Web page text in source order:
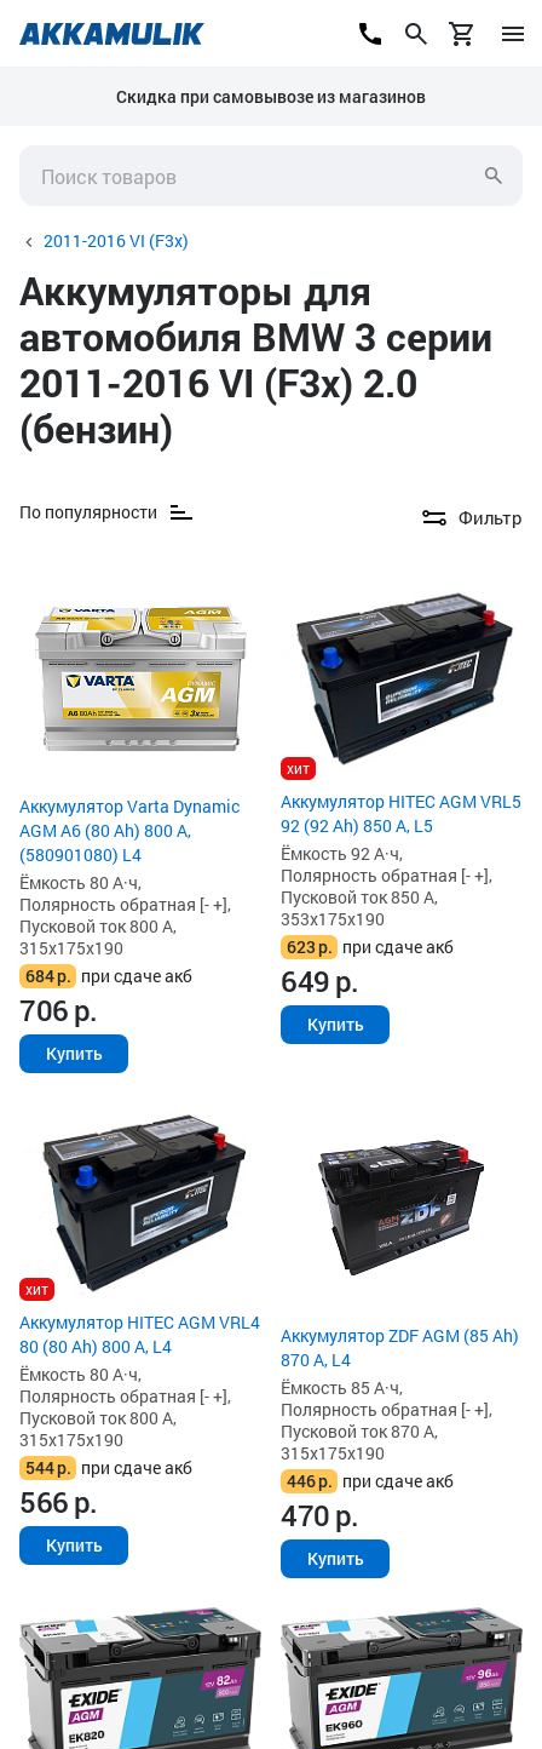
Скидка при самовывозе из магазинов
2011-2016 VI (F3x)
Аккумуляторы для
автомобиля BMW 3 серии
2011-2016 VI (F3x) 2.0
(бензин)
По популярности Фильтр
Аккумулятор Varta Dynamic
AGM A6 (80 Ah) 800 А,
(580901080) L4
Ёмкость 80 А·ч,
Полярность обратная [- +],
Пусковой ток 800 А,
315x175x190
684р. при сдаче акб
706р.
Купить
хит
Аккумулятор HITEC AGM VRL5
92 (92 Ah) 850 А, L5
Ёмкость 92 А·ч,
Полярность обратная [- +],
Пусковой ток 850 А,
353x175x190
623р. при сдаче акб
649р.
Купить
хит
Аккумулятор HITEC AGM VRL4
80 (80 Ah) 800 А, L4
Ёмкость 80 А·ч,
Полярность обратная [- +],
Пусковой ток 800 А,
315x175x190
544р. при сдаче акб
566р.
Купить
Аккумулятор ZDF AGM (85 Ah)
870 А, L4
Ёмкость 85 А·ч,
Полярность обратная [- +],
Пусковой ток 870 А,
315x175x190
446р. при сдаче акб
470р.
Купить